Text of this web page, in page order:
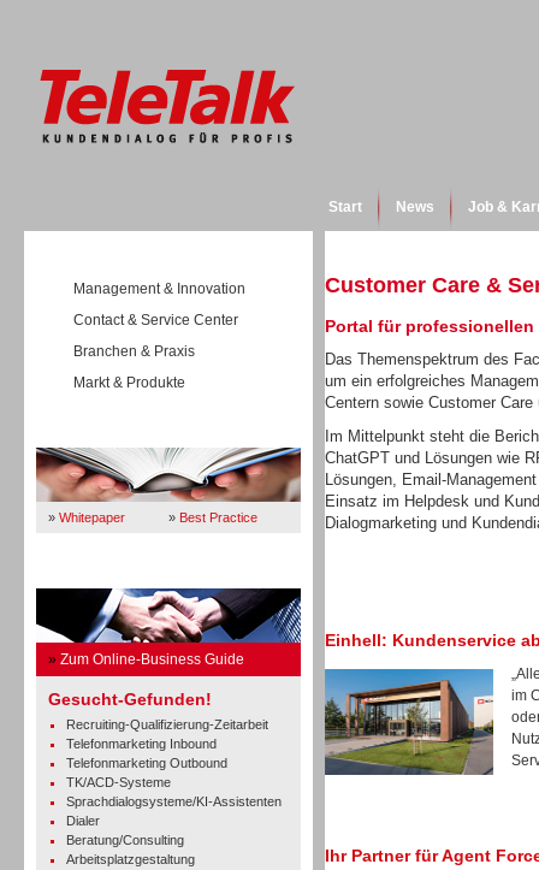
Start News Job &
Management & Innovation
Contact & Service Center
Branchen & Praxis
Markt & Produkte
» Whitepaper » Best Practice
» Zum Online-Business Guide
Gesucht-Gefunden!
Recruiting-Qualifizierung-Zeitarbeit
Telefonmarketing Inbound
Telefonmarketing Outbound
TK/ACD-Systeme
Sprachdialogsysteme/KI-Assistenten
Dialer
Beratung/Consulting
Arbeitsplatzgestaltung
Customer Care &
Portal für
Das Themenspektrum des
um ein erfolgreiches
Centern sowie Customer
Im Mittelpunkt steht die
ChatGPT und Lösungen wie
Lösungen, Email-
Einsatz im Helpdesk und
Dialogmarketing und
Einhell: Kundenservice
im
Ihr Partner für Agent